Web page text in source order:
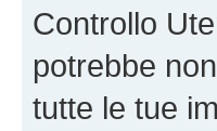
Controllo
potrebbe
tutte le tue